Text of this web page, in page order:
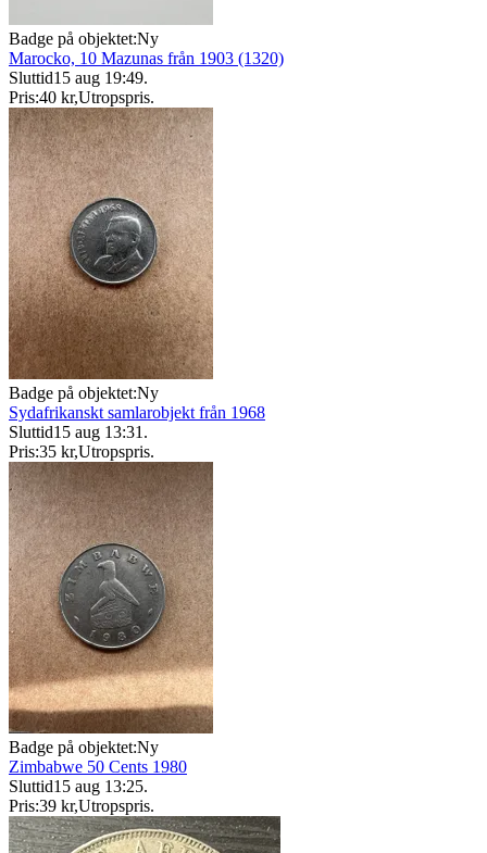
Badge på objektet:Ny
Marocko, 10 Mazunas från 1903 (1320)
Sluttid15 aug 19:49.
Pris:40 kr,Utropspris.
Badge på objektet:Ny
Sydafrikanskt samlarobjekt från 1968
Sluttid15 aug 13:31 .
Pris:35 kr,Utropspris.
Badge på objektet:Ny
Zimbabwe 50 Cents 1980
Sluttid15 aug 13:25.
Pris:39 kr,Utropspris.